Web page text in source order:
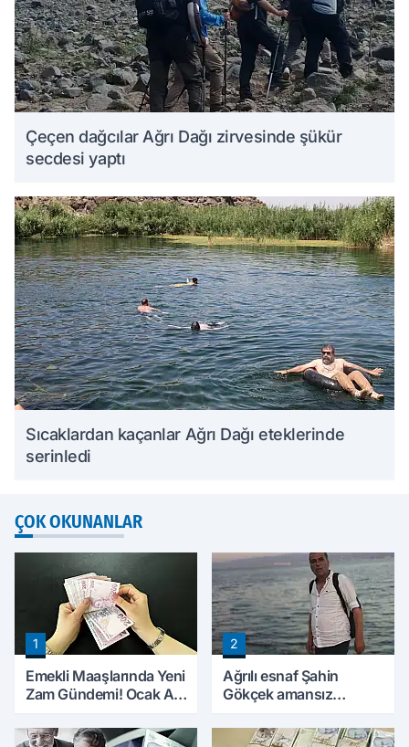
Çeçen dağcılar Ağrı Dağı zirvesinde şükür
secdesi yaptı
Sıcaklardan kaçanlar Ağrı Dağı eteklerinde
serinledi
ÇOK OKUNANLAR
1
Emekli Maaşlarında Yeni
Zam Gündemi! Ocak Ayı
Konuşulmaya Başlandı
2
Ağrılı esnaf Şahin
Gökçek amansız